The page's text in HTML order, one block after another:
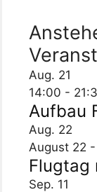
Aug. 21
14:00 -
Aufbau
Aug. 22
August 22 -
Flugtag
Sep. 11